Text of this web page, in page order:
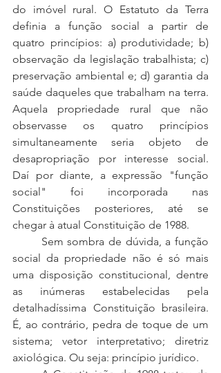
do imóvel rural. O Estatuto da Terra
definia a função social a partir de
quatro princípios: a) produtividade; b)
observação da legislação trabalhista; c)
preservação ambiental e; d) garantia da
saúde daqueles que trabalham na terra.
Aquela propriedade rural que não
observasse os quatro princípios
simultaneamente seria objeto de
desapropriação por interesse social.
Daí por diante, a expressão "função
social" foi incorporada nas
Constituições posteriores, até se
chegar à atual Constituição de 1988.
social da propriedade não é só mais
uma disposição constitucional, dentre
as inúmeras estabelecidas pela
detalhadíssima Constituição brasileira.
É, ao contrário, pedra de toque de um
sistema; vetor interpretativo; diretriz
axiológica. Ou seja: princípio jurídico.